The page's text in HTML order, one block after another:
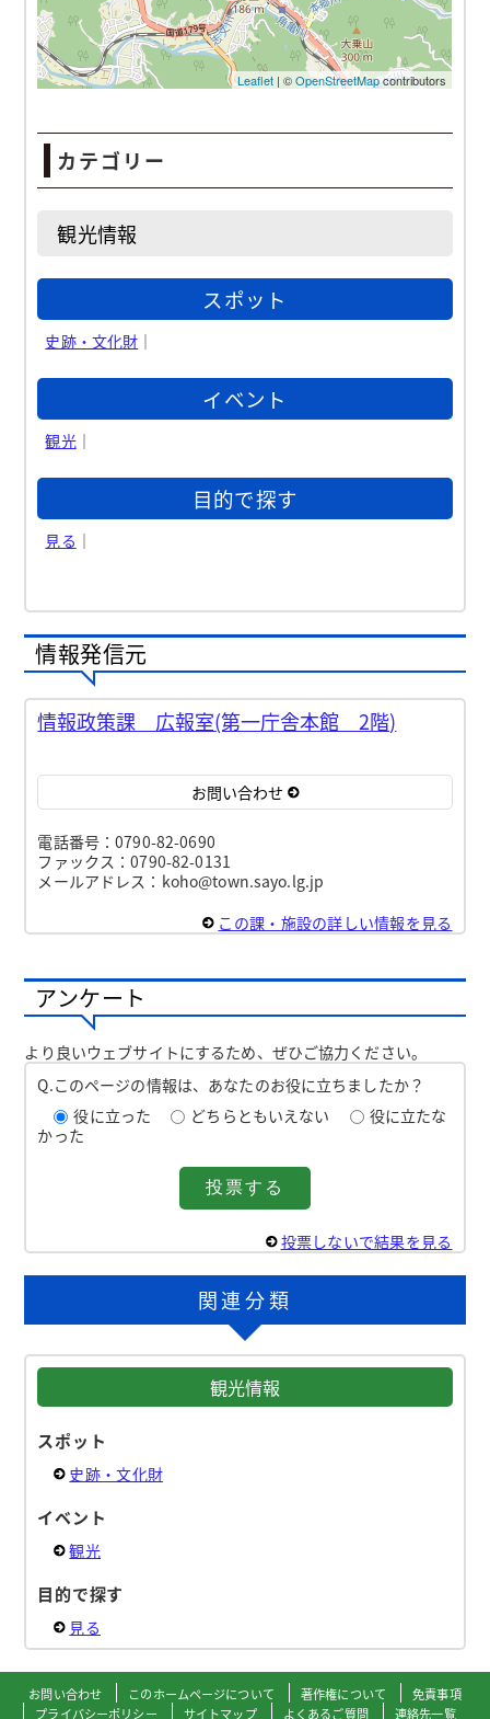
カテゴリー
観光情報
スポット
史跡・文化財 ｜
イベント
観光｜
目的で探す
見る ｜
情報発信元
情報政策課 広報室(第一庁舎本館 2階)
お問い合わせ
電話番号：0790-82-0690
ファックス：0790-82-0131
メールアドレス：koho@town.sayo.lg.jp
この課・施設の詳しい情報を見る
アンケート
より良いウェブサイトにするため、ぜひご協力ください。
Q.このページの情報は、あなたのお役に立ちましたか？
役に立った
どちらともいえない
役に立たな
かった
投票しないで結果を見る
関連分類
観光情報
スポット
史跡・文化財
イベント
観光
目的で探す
見る
お問い合わせ このホームページについて 著作権について
免責事項
プライバシーポリシー
サイトマップ よくあるご質問 連絡先一覧